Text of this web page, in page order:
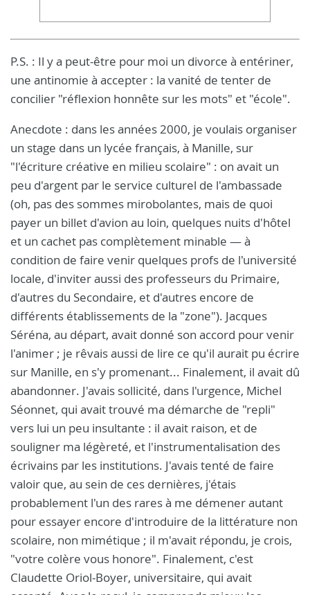
P.S. : Il y a peut-être pour moi un divorce à entériner,
une antinomie à accepter : la vanité de tenter de
concilier "réflexion honnête sur les mots" et "école".
Anecdote : dans les années 2000, je voulais organiser
un stage dans un lycée français, à Manille, sur
"l'écriture créative en milieu scolaire" : on avait un
peu d'argent par le service culturel de l'ambassade
(oh, pas des sommes mirobolantes, mais de quoi
payer un billet d'avion au loin, quelques nuits d'hôtel
et un cachet pas complètement minable — à
condition de faire venir quelques profs de l'université
locale, d'inviter aussi des professeurs du Primaire,
d'autres du Secondaire, et d'autres encore de
différents établissements de la "zone"). Jacques
Séréna, au départ, avait donné son accord pour venir
l'animer ; je rêvais aussi de lire ce qu'il aurait pu écrire
sur Manille, en s'y promenant... Finalement, il avait dû
abandonner. J'avais sollicité, dans l'urgence, Michel
Séonnet, qui avait trouvé ma démarche de "repli"
vers lui un peu insultante : il avait raison, et de
souligner ma légèreté, et l'instrumentalisation des
écrivains par les institutions. J'avais tenté de faire
valoir que, au sein de ces dernières, j'étais
probablement l'un des rares à me démener autant
pour essayer encore d'introduire de la littérature non
scolaire, non mimétique ; il m'avait répondu, je crois,
"votre colère vous honore". Finalement, c'est
Claudette Oriol-Boyer, universitaire, qui avait